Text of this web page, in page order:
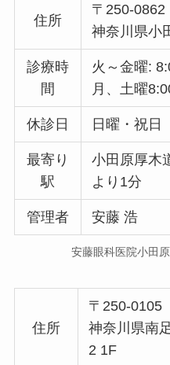
住所
〒250-0862
神奈川県小
診療時
間
火～金曜:
月、土曜
休診日 日曜・祝日
最寄り
駅
小田原厚木
より1分
管理者 安藤 浩
安藤眼科医院小田
住所
〒250-0105
神奈川県南
2 1F